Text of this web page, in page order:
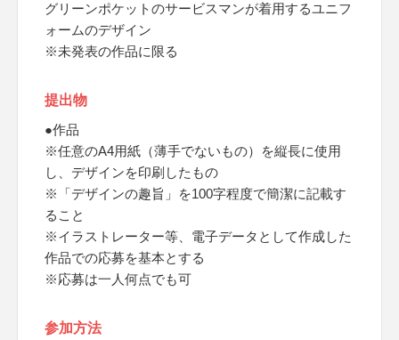
グリーンポケットのサービスマンが着用するユニフ
ォームのデザイン
※未発表の作品に限る
提出物
●作品
※任意のA4用紙（薄手でないもの）を縦長に使用
し、デザインを印刷したもの
※「デザインの趣旨」を100字程度で簡潔に記載す
ること
※イラストレーター等、電子データとして作成した
作品での応募を基本とする
※応募は一人何点でも可
参加方法